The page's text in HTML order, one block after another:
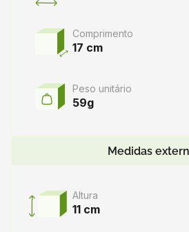
Comprimento
17 cm
Peso unitário
59g
Medidas
Altura
11 cm